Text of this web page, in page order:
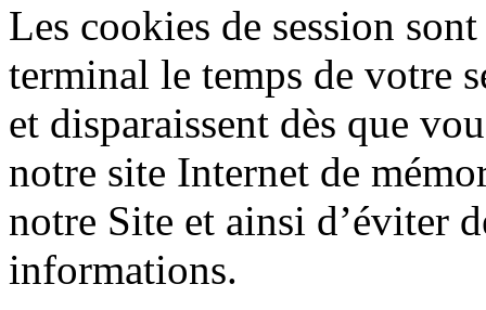
Les cookies de session
terminal le temps de votre
et disparaissent dès que
notre site Internet de
notre Site et ainsi d’éviter
informations.